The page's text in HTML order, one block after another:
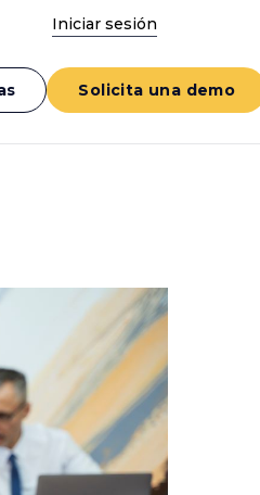
Iniciar sesión
Solicita una demo